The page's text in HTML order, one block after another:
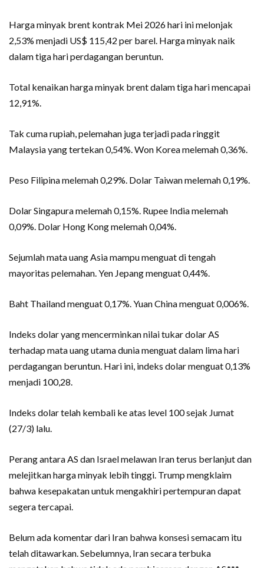
Harga minyak brent kontrak Mei 2026 hari ini melonjak
2,53% menjadi US$ 115,42 per barel. Harga minyak naik
dalam tiga hari perdagangan beruntun.
Total kenaikan harga minyak brent dalam tiga hari mencapai
12,91%.
Tak cuma rupiah, pelemahan juga terjadi pada ringgit
Malaysia yang tertekan 0,54%. Won Korea melemah 0,36%.
Peso Filipina melemah 0,29%. Dolar Taiwan melemah 0,19%.
Dolar Singapura melemah 0,15%. Rupee India melemah
0,09%. Dolar Hong Kong melemah 0,04%.
Sejumlah mata uang Asia mampu menguat di tengah
mayoritas pelemahan. Yen Jepang menguat 0,44%.
Baht Thailand menguat 0,17%. Yuan China menguat 0,006%.
Indeks dolar yang mencerminkan nilai tukar dolar AS
terhadap mata uang utama dunia menguat dalam lima hari
perdagangan beruntun. Hari ini, indeks dolar menguat 0,13%
menjadi 100,28.
Indeks dolar telah kembali ke atas level 100 sejak Jumat
(27/3) lalu.
Perang antara AS dan Israel melawan Iran terus berlanjut dan
melejitkan harga minyak lebih tinggi. Trump mengklaim
bahwa kesepakatan untuk mengakhiri pertempuran dapat
segera tercapai.
Belum ada komentar dari Iran bahwa konsesi semacam itu
telah ditawarkan. Sebelumnya, Iran secara terbuka